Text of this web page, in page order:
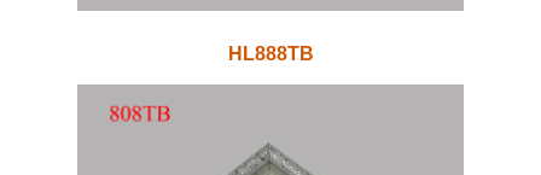
HL888TB